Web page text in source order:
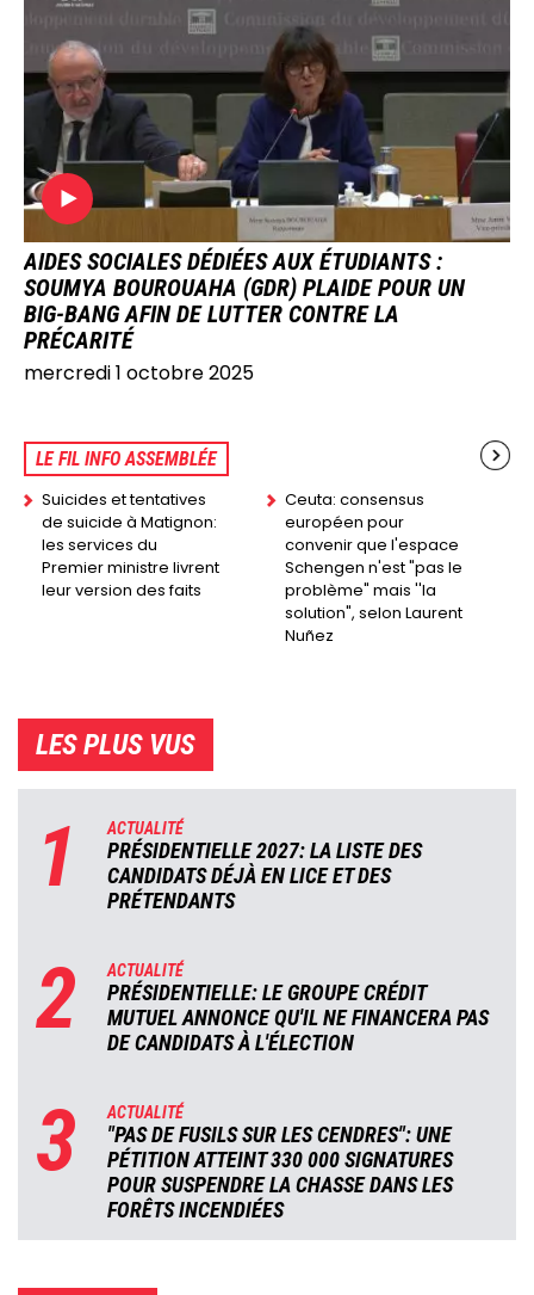
IMAGE
AIDES SOCIALES DÉDIÉES AUX ÉTUDIANTS :
SOUMYA BOUROUAHA (GDR) PLAIDE POUR UN
BIG-BANG AFIN DE LUTTER CONTRE LA
PRÉCARITÉ
mercredi 1 octobre 2025
LE FIL INFO ASSEMBLÉE
Suicides et tentatives
de suicide à Matignon:
les services du
Premier ministre livrent
leur version des faits
Ceuta: consensus
européen pour
convenir que l'espace
Schengen n'est "pas le
problème" mais ''la
solution", selon Laurent
Nuñez
LES PLUS VUS
1 ACTUALITÉ
PRÉSIDENTIELLE 2027: LA LISTE DES
CANDIDATS DÉJÀ EN LICE ET DES
PRÉTENDANTS
2 ACTUALITÉ
PRÉSIDENTIELLE: LE GROUPE CRÉDIT
MUTUEL ANNONCE QU'IL NE FINANCERA PAS
DE CANDIDATS À L'ÉLECTION
3 ACTUALITÉ
"PAS DE FUSILS SUR LES CENDRES": UNE
PÉTITION ATTEINT 330 000 SIGNATURES
POUR SUSPENDRE LA CHASSE DANS LES
FORÊTS INCENDIÉES